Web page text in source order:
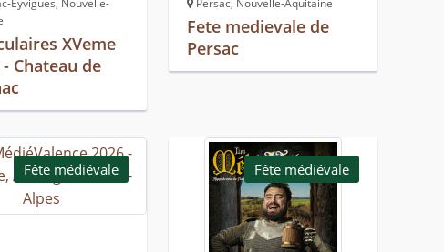
Eyvigues, Nouvelle-
XVeme
Chateau de
Persac, Nouvelle-Aquitaine
Fete medievale de
Persac
Fête médiévale Fête médiévale